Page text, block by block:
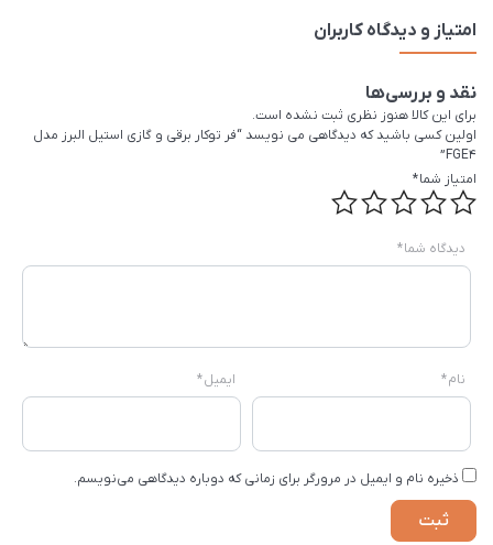
امتیاز و دیدگاه کاربران
نقد و بررسی‌ها
برای این کالا هنوز نظری ثبت نشده است.
اولین کسی باشید که دیدگاهی می نویسد “فر توکار برقی و گازی استیل البرز مدل
FGE4”
امتیاز شما*
دیدگاه شما*
نام* ایمیل*
ذخیره نام و ایمیل در مرورگر برای زمانی که دوباره دیدگاهی می‌نویسم.